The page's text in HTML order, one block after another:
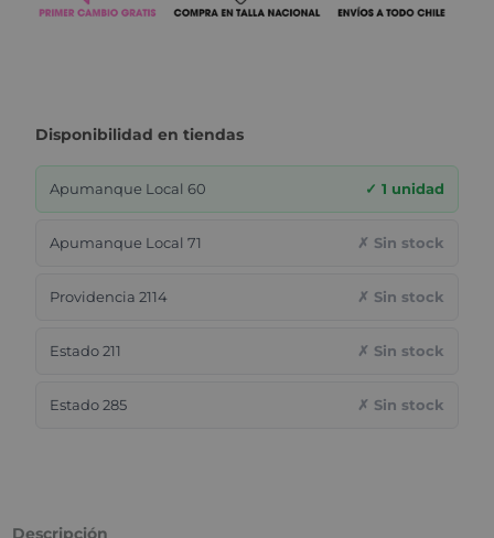
Disponibilidad en tiendas
Apumanque Local 60 ✓ 1 unidad
Apumanque Local 71 ✗ Sin stock
Providencia 2114 ✗ Sin stock
Estado 211 ✗ Sin stock
Estado 285 ✗ Sin stock
Descripción